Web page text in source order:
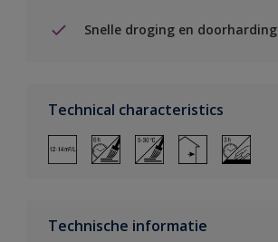
Snelle droging en doorharding
Technical characteristics
Technische informatie